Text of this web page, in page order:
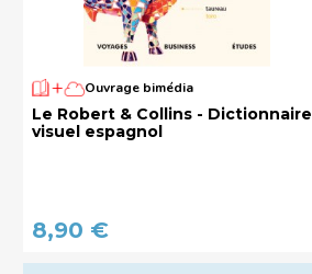
Ouvrage bimédia
Le Robert & Collins - Dictionnaire
visuel espagnol
8,90 €